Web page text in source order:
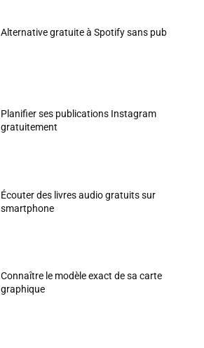
Alternative gratuite à Spotify sans pub
Planifier ses publications Instagram
gratuitement
Écouter des livres audio gratuits sur
smartphone
Connaître le modèle exact de sa carte
graphique